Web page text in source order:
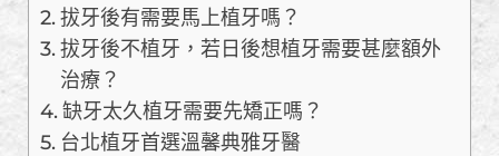
拔牙後有需要馬上植牙嗎？
拔牙後不植牙，若日後想植牙需要甚麼額外
治療？
缺牙太久植牙需要先矯正嗎？
台北植牙首選溫馨典雅牙醫